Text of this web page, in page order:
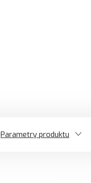
Parametry produktu